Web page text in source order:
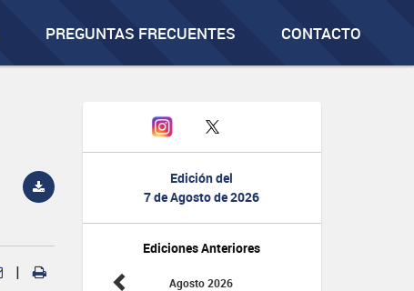
PREGUNTAS FRECUENTES CONTACTO
Edición del
7 de Agosto de 2026
Ediciones Anteriores
Agosto 2026
|